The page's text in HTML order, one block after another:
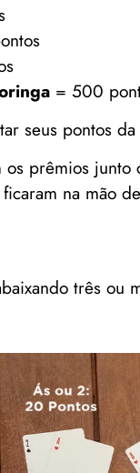
= 500
seus pontos
prêmios junto
na mão
três ou